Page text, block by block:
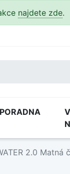
najdete zde.
PORADNA
2.0 Matná